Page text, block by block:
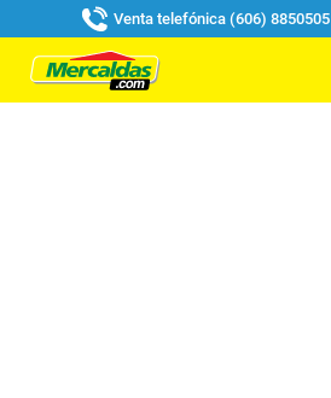
Venta telefónica (606) 8850505